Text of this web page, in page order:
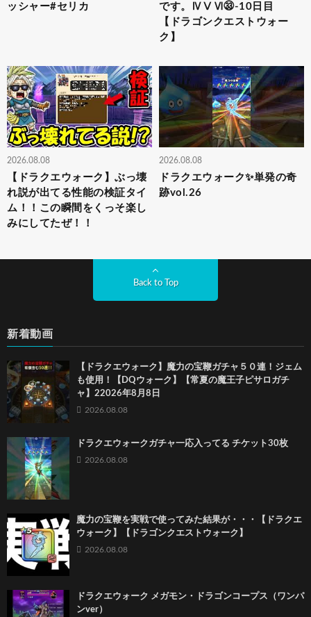
ッシャー#セリカ
です。ⅣⅤⅥ㉝-10日目
【ドラゴンクエストウォー
ク】
2026.08.08
【ドラクエウォーク】ぶっ壊
れ説が出てる性能の検証タイ
ム！！この瞬間をくっそ楽し
みにしてたぜ！！
2026.08.08
ドラクエウォーク✨単発の奇
跡vol.26
Back to Top
新着動画
【ドラクエウォーク】魔力の宝鞭ガチャ５０連！ジェム
も使用！【DQウォーク】【常夏の魔王子ピサロガチ
ャ】22026年8月8日
2026.08.08
ドラクエウォークガチャ一応入ってる チケット30枚
2026.08.08
魔力の宝鞭を実戦で使ってみた結果が・・・【ドラクエ
ウォーク】【ドラゴンクエストウォーク】
2026.08.08
ドラクエウォーク メガモン・ドラゴンコープス（ワンパ
ンver）